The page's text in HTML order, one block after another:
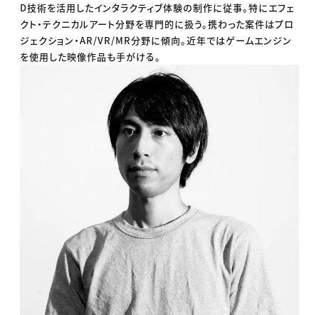
D技術を活用したインタラクティブ体験の制作に従事。特にエフェ
クト・テクニカルアート分野を専門的に扱う。携わった案件はプロ
ジェクション・AR/VR/MR分野に傾向。近年ではゲームエンジン
を使用した映像作品も手がける。